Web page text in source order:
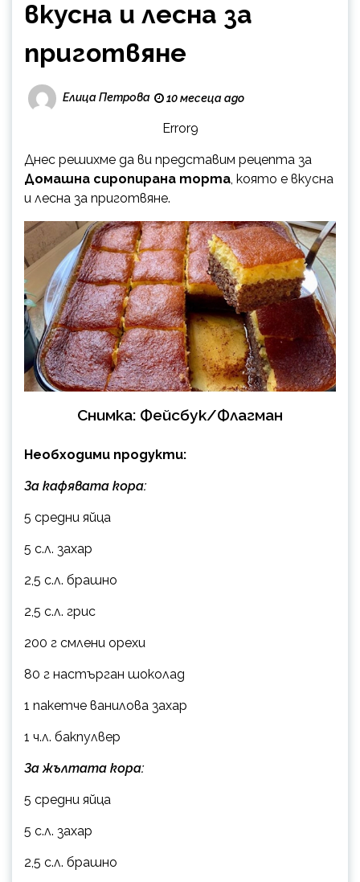
вкусна и лесна за
приготвяне
Елица Петрова 10 месеца ago
Error9
Днес решихме да ви представим рецепта за
Домашна сиропирана торта, която е вкусна
и лесна за приготвяне.
Снимка: Фейсбук/Флагман
Необходими продукти:
За кафявата кора:
5 средни яйца
5 с.л. захар
2,5 с.л. брашно
2,5 с.л. грис
200 г смлени орехи
80 г настърган шоколад
1 пакетче ванилова захар
1 ч.л. бакпулвер
За жълтата кора:
5 средни яйца
5 с.л. захар
2,5 с.л. брашно